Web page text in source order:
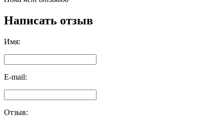
Написать отзыв
Имя:
E-mail:
Отзыв: